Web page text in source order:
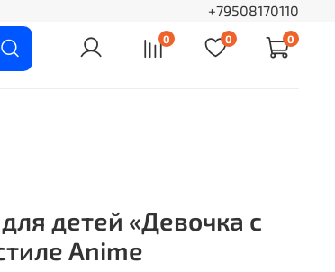
+79508170110
0 0 0
детей «Девочка с
Anime